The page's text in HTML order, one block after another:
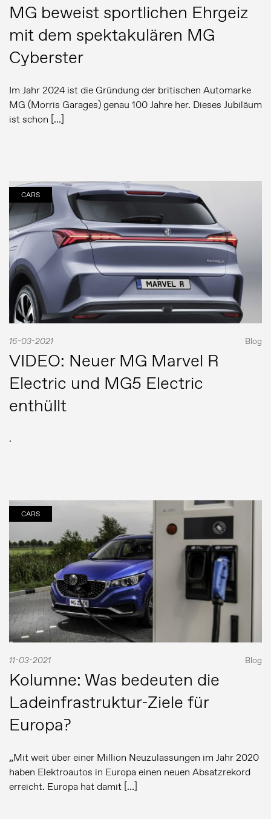
Bildergalerie
MG Motor
MG beweist sportlichen Ehrgeiz
mit dem spektakulären MG
Cyberster
Im Jahr 2024 ist die Gründung der britischen Automarke
MG (Morris Garages) genau 100 Jahre her. Dieses Jubiläum
ist schon […]
CARS
16-03-2021 Blog
VIDEO: Neuer MG Marvel R
Electric und MG5 Electric
enthüllt
.
CARS
11-03-2021 Blog
Kolumne: Was bedeuten die
Ladeinfrastruktur-Ziele für
Europa?
„Mit weit über einer Million Neuzulassungen im Jahr 2020
haben Elektroautos in Europa einen neuen Absatzrekord
erreicht. Europa hat damit […]